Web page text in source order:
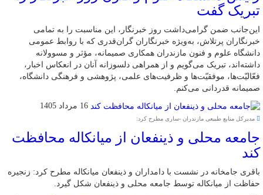
تبریک گفت
این‌جانب ضمن گرامی‌داشت روز خبرنگار، این مناسبت را به تمامی
خبرنگاران پرتلاش، به‌ویژه خبرنگاران گران‌قدری که با روابط عمومی
دانشگاه علوم و فنون مازندران همکاری صمیمانه، مؤثر و مسوولانه
داشته‌اند، تبریک می‌گویم و از همراهی دلسوزانه آنان در انعکاس اخبار،
فعّالیّت‌ها، موفقیّت‌ها و ظرفیت‌های علمی، پژوهشی و فرهنگی دانشگاه،
صمیمانه قدردانی می‌کنم.
16 مرداد 1405
مدیرکل منابع طبیعی مازندران -ساری مطرح کرد:
جامعه محلی و ذینفعان از میانکاله محافظت
کند
باقری جامخانه در نشست با دامداران و ذینفعان میانکاله مطرح کرد: زنجیره
حفاظت از میانکاله توسط جامعه محلی و ذینفعان شکل گیرد.